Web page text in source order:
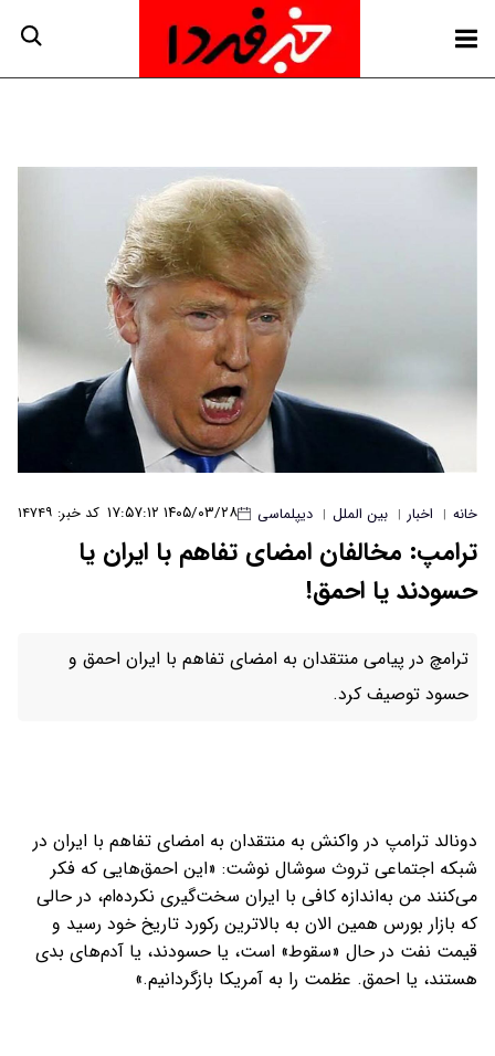
خانه | اخبار | بین الملل | دیپلماسی ۱۴۰۵/۰۳/۲۸ ۱۷:۵۷:۱۲ کد خبر: ۱۴۷۴۹
ترامپ: مخالفان امضای تفاهم با ایران یا
حسودند یا احمق!
ترامچ در پیامی منتقدان به امضای تفاهم با ایران احمق و
حسود توصیف کرد.
دونالد ترامپ در واکنش به منتقدان به امضای تفاهم با ایران در
شبکه اجتماعی تروث سوشال نوشت: «این احمق‌هایی که فکر
می‌کنند من به‌اندازه کافی با ایران سخت‌گیری نکرده‌ام، در حالی
که بازار بورس همین الان به بالاترین رکورد تاریخ خود رسید و
قیمت نفت در حال «سقوط» است، یا حسودند، یا آدم‌های بدی
هستند، یا احمق. عظمت را به آمریکا بازگردانیم.»